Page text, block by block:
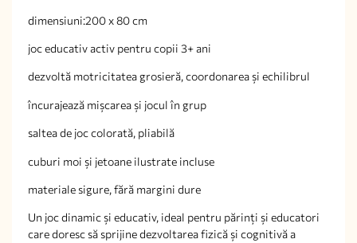
dimensiuni:200 x 80 cm
joc educativ activ pentru copii 3+ ani
dezvoltă motricitatea grosieră, coordonarea și echilibrul
încurajează mișcarea și jocul în grup
saltea de joc colorată, pliabilă
cuburi moi și jetoane ilustrate incluse
materiale sigure, fără margini dure
Un joc dinamic și educativ, ideal pentru părinți și educatori
care doresc să sprijine dezvoltarea fizică și cognitivă a